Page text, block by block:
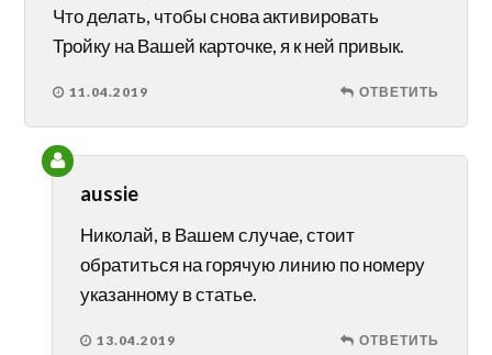
Что делать, чтобы снова активировать
Тройку на Вашей карточке, я к ней привык.
11.04.2019 ОТВЕТИТЬ
aussie
Николай, в Вашем случае, стоит
обратиться на горячую линию по номеру
указанному в статье.
13.04.2019 ОТВЕТИТЬ